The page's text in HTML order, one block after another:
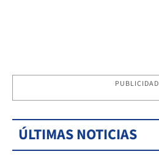
PUBLICIDAD
ÚLTIMAS NOTICIAS